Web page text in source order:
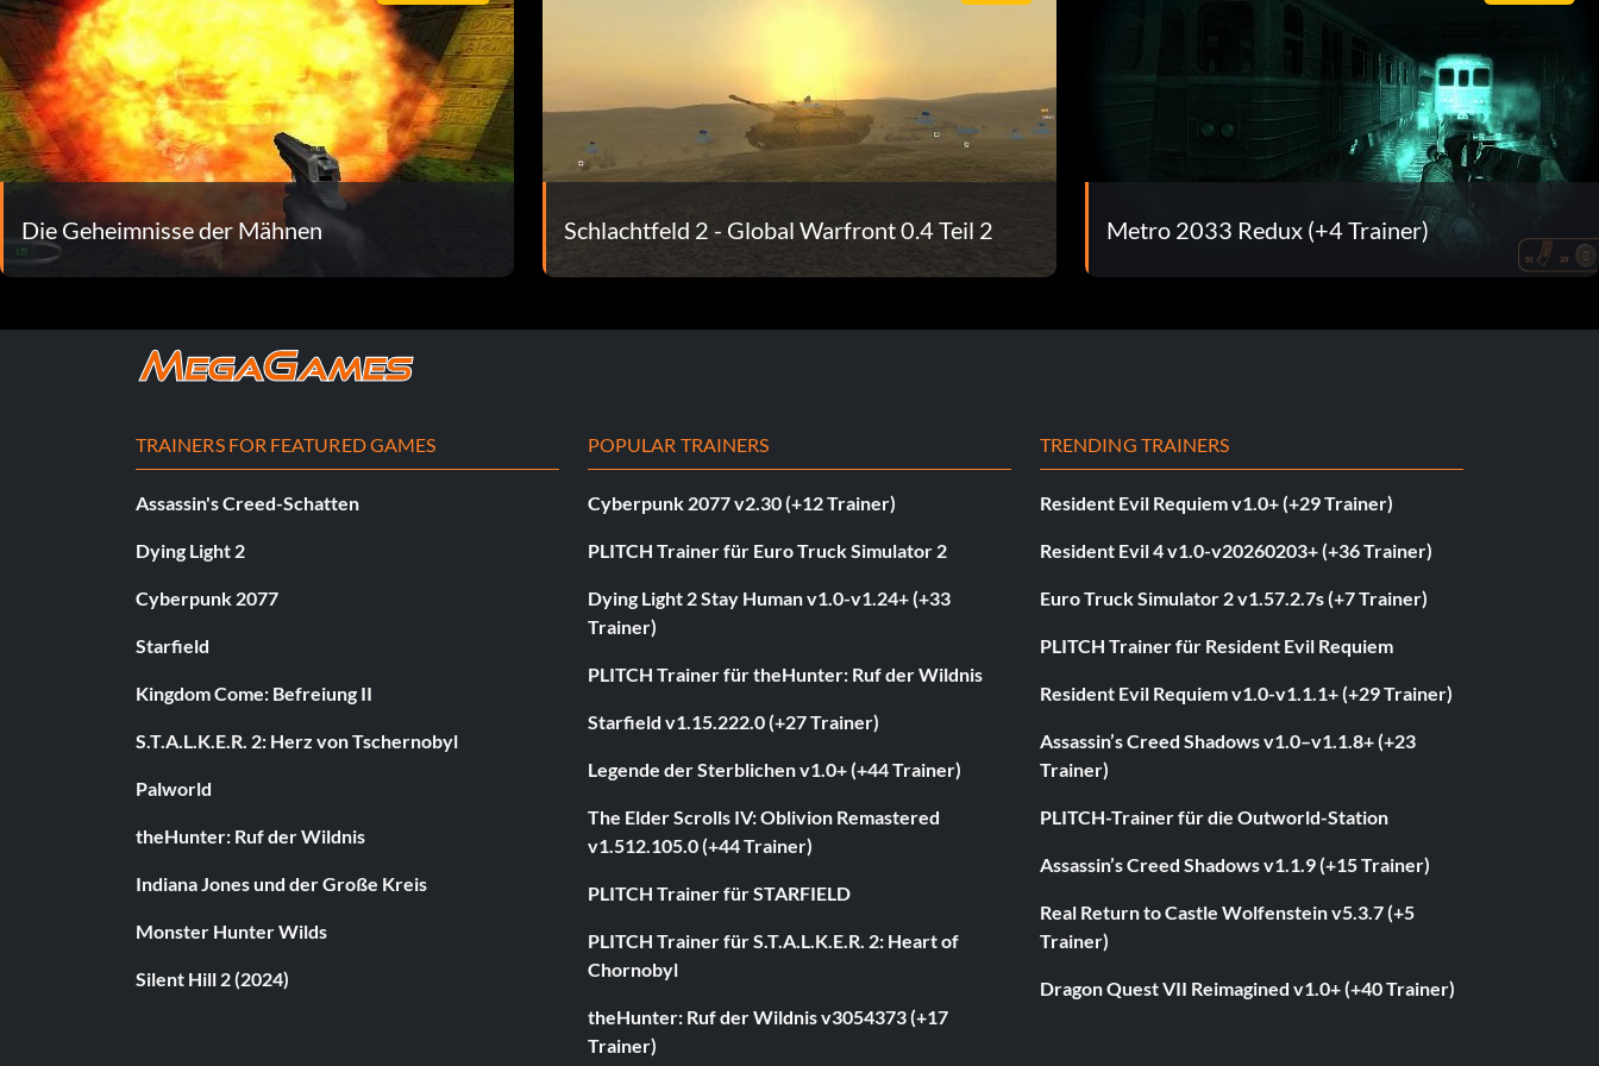
Die Geheimnisse der Mähnen Schlachtfeld 2 - Global Warfront 0.4 Teil 2 Metro 2033 Redux (+4 Trainer)
TRAINERS FOR FEATURED GAMES
Assassin's Creed-Schatten
Dying Light 2
Cyberpunk 2077
Starfield
Kingdom Come: Befreiung II
S.T.A.L.K.E.R. 2: Herz von Tschernobyl
Palworld
theHunter: Ruf der Wildnis
Indiana Jones und der Große Kreis
Monster Hunter Wilds
Silent Hill 2 (2024)
POPULAR TRAINERS
Cyberpunk 2077 v2.30 (+12 Trainer)
PLITCH Trainer für Euro Truck Simulator 2
Dying Light 2 Stay Human v1.0-v1.24+ (+33
Trainer)
PLITCH Trainer für theHunter: Ruf der Wildnis
Starfield v1.15.222.0 (+27 Trainer)
Legende der Sterblichen v1.0+ (+44 Trainer)
The Elder Scrolls IV: Oblivion Remastered
v1.512.105.0 (+44 Trainer)
PLITCH Trainer für STARFIELD
PLITCH Trainer für S.T.A.L.K.E.R. 2: Heart of
Chornobyl
theHunter: Ruf der Wildnis v3054373 (+17
Trainer)
TRENDING TRAINERS
Resident Evil Requiem v1.0+ (+29 Trainer)
Resident Evil 4 v1.0-v20260203+ (+36 Trainer)
Euro Truck Simulator 2 v1.57.2.7s (+7 Trainer)
PLITCH Trainer für Resident Evil Requiem
Resident Evil Requiem v1.0-v1.1.1+ (+29 Trainer)
Assassin’s Creed Shadows v1.0–v1.1.8+ (+23
Trainer)
PLITCH-Trainer für die Outworld-Station
Assassin’s Creed Shadows v1.1.9 (+15 Trainer)
Real Return to Castle Wolfenstein v5.3.7 (+5
Trainer)
Dragon Quest VII Reimagined v1.0+ (+40 Trainer)